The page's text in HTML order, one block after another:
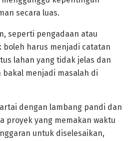
secara luas.
seperti pengadaan atau
boleh harus menjadi catatan
lahan yang tidak jelas dan
menjadi masalah di
dengan lambang pandi dan
proyek yang memakan waktu
untuk diselesaikan,